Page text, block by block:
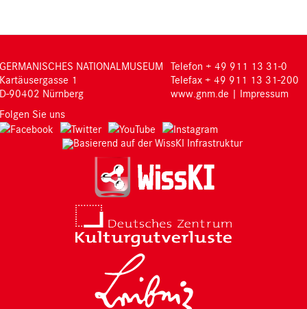
GERMANISCHES NATIONALMUSEUM
Kartäusergasse 1
D-90402 Nürnberg
Telefon + 49 911 13 31-0
Telefax + 49 911 13 31-200
www.gnm.de | Impressum
Folgen Sie uns
Basierend auf der WissKI Infrastruktur